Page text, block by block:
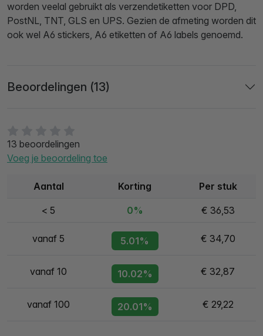
13 beoordelingen
Voeg je beoordeling toe
Aantal Korting Per stuk
< 5 0% € 36,53
vanaf 5 5.01% € 34,70
vanaf 10 10.02% € 32,87
vanaf 100 20.01% € 29,22
worden veelal gebruikt als verzendetiketten voor DPD,
PostNL, TNT, GLS en UPS. Gezien de afmeting worden dit
ook wel A6 stickers, A6 etiketten of A6 labels genoemd.
Beoordelingen (13)